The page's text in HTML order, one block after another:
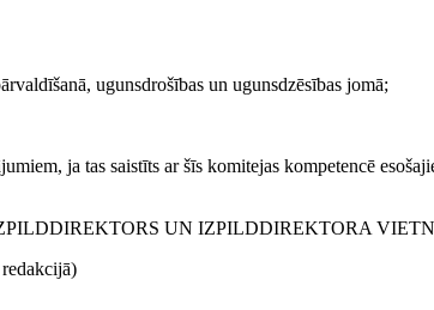
ugunsdrošības un ugunsdzēsības jomā;
ja tas saistīts ar šīs komitejas kompetencē
UN IZPILDDIREKTORA